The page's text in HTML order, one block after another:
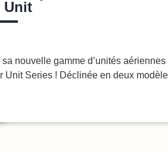
Unit
sa nouvelle gamme d’unités
Unit Series ! Déclinée en deux